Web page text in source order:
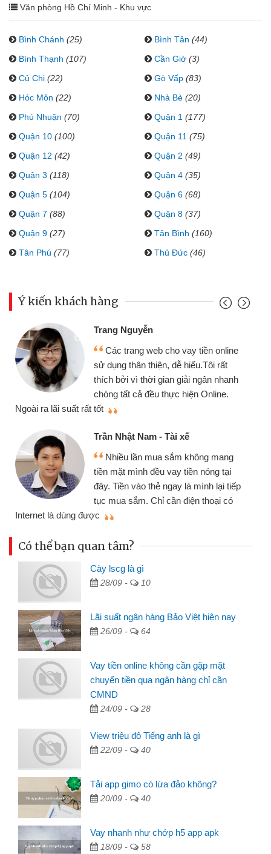
Văn phòng Hồ Chí Minh - Khu vực
Bình Chánh (25) Bình Tân (44)
Bình Thạnh (107) Cần Giờ (3)
Củ Chi (22) Gò Vấp (83)
Hóc Môn (22) Nhà Bè (20)
Phú Nhuận (70) Quận 1 (177)
Quận 10 (100) Quận 11 (75)
Quận 12 (42) Quận 2 (49)
Quận 3 (118) Quận 4 (35)
Quận 5 (104) Quận 6 (68)
Quận 7 (88) Quận 8 (37)
Quận 9 (27) Tân Bình (160)
Tân Phú (77) Thủ Đức (46)
Ý kiến khách hàng
Trang Nguyễn
Các trang web cho vay tiền online
sử dụng thân thiện, dễ hiểu.Tôi rất
thích bởi vì thời gian giải ngân nhanh
chóng tất cả đều thực hiện Online.
Ngoài ra lãi suất rất tốt
Trần Nhật Nam - Tài xế
Nhiều lần mua sắm không mang
tiền mặt mình đều vay tiền nóng tại
đây. Tiền vào thẻ ngay là mình lại tiếp
tục mua sắm. Chỉ cần điện thoại có
Internet là dùng được
Có thể bạn quan tâm?
Cày lscg là gì
28/09 - 10
Lãi suất ngân hàng Bảo Việt hiện nay
26/09 - 64
Vay tiền online không cần gặp mặt
chuyển tiền qua ngân hàng chỉ cần
CMND
24/09 - 28
View triệu đô Tiếng anh là gì
22/09 - 40
Tải app gimo có lừa đảo không?
20/09 - 40
Vay nhanh như chớp h5 app apk
18/09 - 58